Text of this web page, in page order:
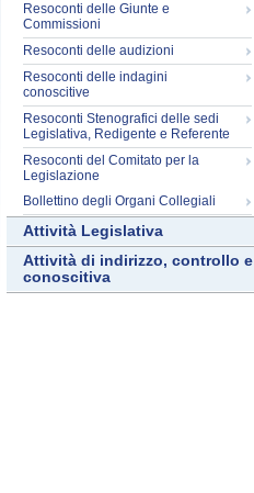
Resoconti delle Giunte e
Commissioni
Resoconti delle audizioni
Resoconti delle indagini
conoscitive
Resoconti Stenografici delle sedi
Legislativa, Redigente e Referente
Resoconti del Comitato per la
Legislazione
Bollettino degli Organi Collegiali
Attività Legislativa
Attività di indirizzo, controllo e
conoscitiva